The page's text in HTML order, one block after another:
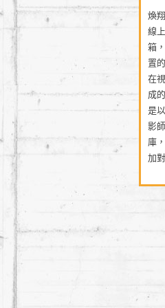
煥
線
箱
置
在
成
是
影
庫
加